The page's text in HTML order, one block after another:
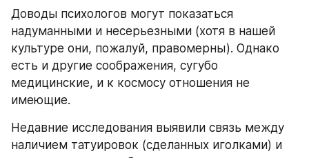
Доводы психологов могут показаться
надуманными и несерьезными (хотя в нашей
культуре они, пожалуй, правомерны). Однако
есть и другие соображения, сугубо
медицинские, и к космосу отношения не
имеющие.
Недавние исследования выявили связь между
наличием татуировок (сделанных иголками) и